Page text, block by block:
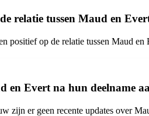
relatie tussen Maud en
positief op de relatie tussen Maud
en Evert na hun deelname
zijn er geen recente updates over